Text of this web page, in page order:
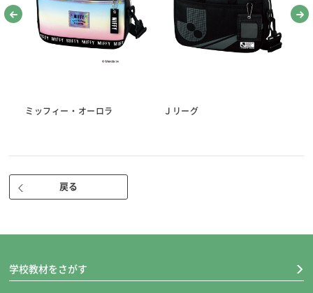
本）
・糸通しかんたん、マジック針入り。
・糸が通しやすい、針あなの大きいぬい針。（当社従来比）
・広島針(曲がりにくくしなる最高の布通り 製造元：チューリップ株式
●指ぬき 短・長
●糸通し（スレダー）
●ひも通し
●リッパー（安心安全のキャップ付き。使いやすいサイズ）
ミッフィー・オーロラ Ｊリーグ
戻る
学校教材をさがす